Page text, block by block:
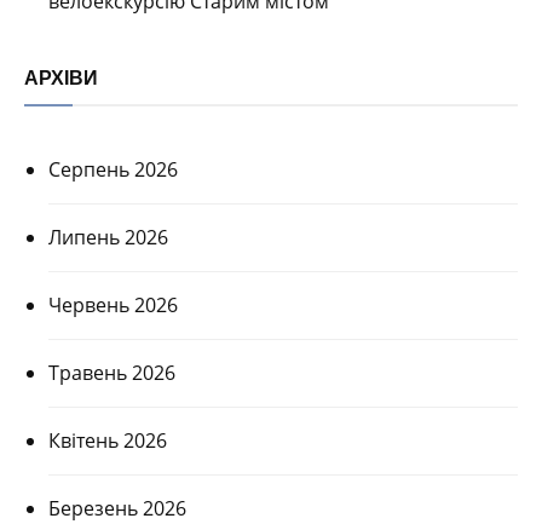
АРХІВИ
Серпень 2026
Липень 2026
Червень 2026
Травень 2026
Квітень 2026
Березень 2026